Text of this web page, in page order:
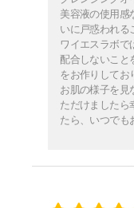
美容液の使用感
いに戸惑われる
ワイエスラボで
配合しないこと
をお作りしてお
お肌の様子を見
ただけましたら
たら、いつでも